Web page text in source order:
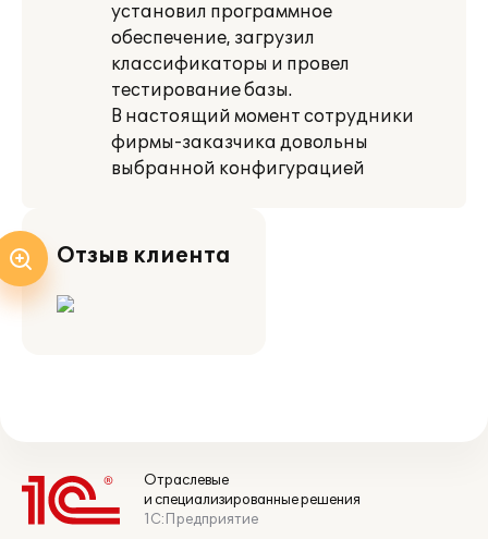
установил программное
обеспечение, загрузил
классификаторы и провел
тестирование базы.
В настоящий момент сотрудники
фирмы-заказчика довольны
выбранной конфигурацией
Отзыв клиента
Отраслевые
и специализированные решения
1С:Предприятие